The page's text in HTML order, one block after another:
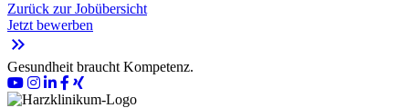
Zurück zur Jobübersicht
Jetzt bewerben
keyboard_double_arrow_right
Gesundheit braucht Kompetenz.